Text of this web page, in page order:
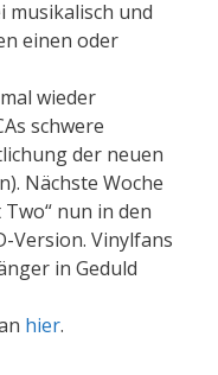
musikalisch und
einen oder
wieder
schwere
der neuen
Nächste Woche
nun in den
Version. Vinylfans
in Geduld
hier.